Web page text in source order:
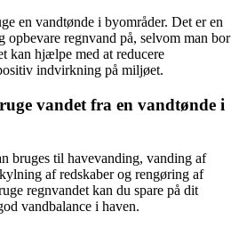
en vandtønde i byområder. Det er en
opbevare regnvand på, selvom man bor
kan hjælpe med at reducere
indvirkning på miljøet.
vandet fra en vandtønde i
bruges til havevanding, vanding af
af redskaber og rengøring af
regnvandet kan du spare på dit
vandbalance i haven.